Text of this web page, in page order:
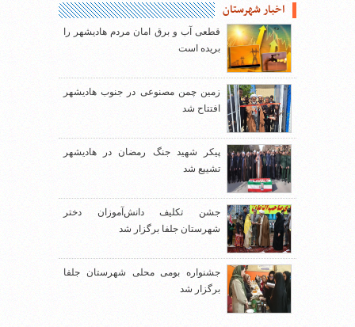
اخبار شهرستان
قطعی آب و برق امان مردم هادیشهر را
بریده است
زمین چمن مصنوعی در جنوب هادیشهر
افتتاح شد
پیکر شهید جنگ رمضان در هادیشهر
تشییع شد
جشن تکلیف دانش‌آموزان دختر
شهرستان جلفا برگزار شد
جشنواره بومی محلی شهرستان جلفا
برگزار شد